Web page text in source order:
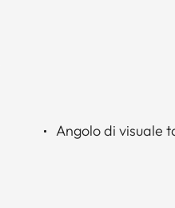
Angolo di visuale